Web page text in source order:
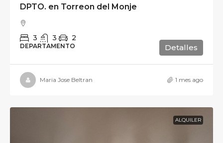
DPTO. en Torreon del Monje
3 3 2
DEPARTAMENTO Detalles
Maria Jose Beltran 1 mes ago
ALQUILER